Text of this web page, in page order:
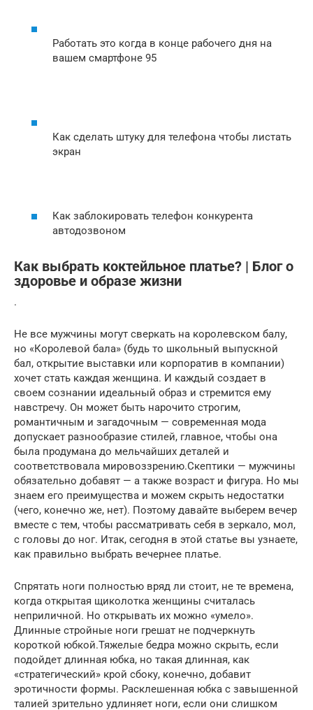
Работать это когда в конце рабочего дня на
вашем смартфоне 95
Как сделать штуку для телефона чтобы листать
экран
Как заблокировать телефон конкурента
автодозвоном
Как выбрать коктейльное платье? | Блог о
здоровье и образе жизни
.
Не все мужчины могут сверкать на королевском балу,
но «Королевой бала» (будь то школьный выпускной
бал, открытие выставки или корпоратив в компании)
хочет стать каждая женщина. И каждый создает в
своем сознании идеальный образ и стремится ему
навстречу. Он может быть нарочито строгим,
романтичным и загадочным — современная мода
допускает разнообразие стилей, главное, чтобы она
была продумана до мельчайших деталей и
соответствовала мировоззрению.Скептики — мужчины
обязательно добавят — а также возраст и фигура. Но мы
знаем его преимущества и можем скрыть недостатки
(чего, конечно же, нет). Поэтому давайте выберем вечер
вместе с тем, чтобы рассматривать себя в зеркало, мол,
с головы до ног. Итак, сегодня в этой статье вы узнаете,
как правильно выбрать вечернее платье.
Спрятать ноги полностью вряд ли стоит, не те времена,
когда открытая щиколотка женщины считалась
неприличной. Но открывать их можно «умело».
Длинные стройные ноги грешат не подчеркнуть
короткой юбкой.Тяжелые бедра можно скрыть, если
подойдет длинная юбка, но такая длинная, как
«стратегический» крой сбоку, конечно, добавит
эротичности формы. Расклешенная юбка с завышенной
талией зрительно удлиняет ноги, если они слишком